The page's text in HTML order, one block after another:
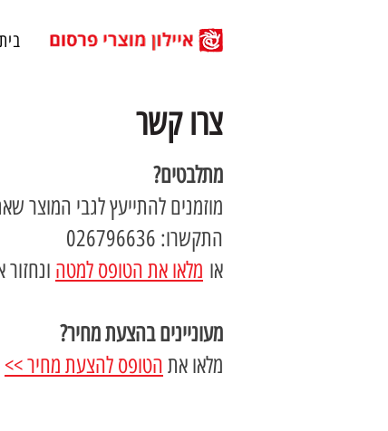
בית
צרו קשר
מתלבטים?
מוזמנים להתייעץ לגבי המוצר
התקשרו: 026796636
או מלאו את הטופס למטה
מעוניינים בהצעת מחיר?
מלאו את הטופס להצעת מחיר >>